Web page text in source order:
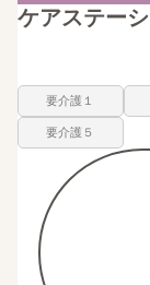
ケアステー
要介護１
要介護５